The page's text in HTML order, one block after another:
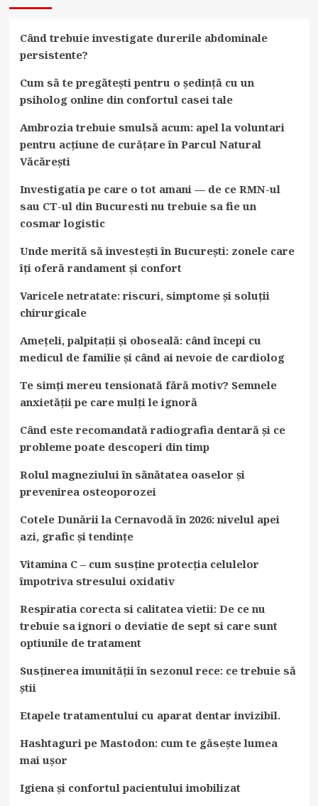
Când trebuie investigate durerile abdominale
persistente?
Cum să te pregătești pentru o ședință cu un
psiholog online din confortul casei tale
Ambrozia trebuie smulsă acum: apel la voluntari
pentru acțiune de curățare în Parcul Natural
Văcărești
Investigatia pe care o tot amani — de ce RMN-ul
sau CT-ul din Bucuresti nu trebuie sa fie un
cosmar logistic
Unde merită să investești în București: zonele care
îți oferă randament și confort
Varicele netratate: riscuri, simptome și soluții
chirurgicale
Amețeli, palpitații și oboseală: când începi cu
medicul de familie și când ai nevoie de cardiolog
Te simți mereu tensionată fără motiv? Semnele
anxietății pe care mulți le ignoră
Când este recomandată radiografia dentară și ce
probleme poate descoperi din timp
Rolul magneziului în sănătatea oaselor și
prevenirea osteoporozei
Cotele Dunării la Cernavodă în 2026: nivelul apei
azi, grafic și tendințe
Vitamina C – cum susține protecția celulelor
împotriva stresului oxidativ
Respiratia corecta si calitatea vietii: De ce nu
trebuie sa ignori o deviatie de sept si care sunt
optiunile de tratament
Susținerea imunității în sezonul rece: ce trebuie să
știi
Etapele tratamentului cu aparat dentar invizibil.
Hashtaguri pe Mastodon: cum te găsește lumea
mai ușor
Igiena și confortul pacientului imobilizat